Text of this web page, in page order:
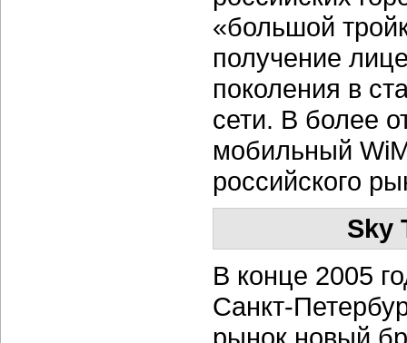
«большой
получение
поколения в
сети. В более
мобильный
российского
Sky
В конце 2005
Санкт-